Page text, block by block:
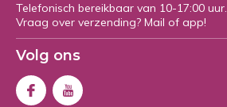
Telefonisch bereikbaar van 10-17:00 uur.
Vraag over verzending? Mail of app!
Volg ons